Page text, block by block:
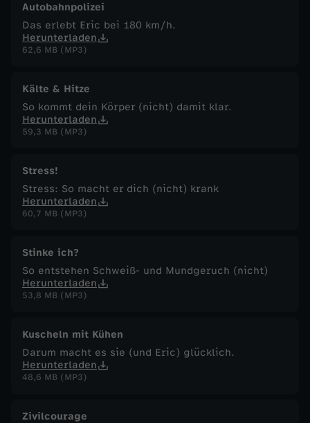
Autobahnpolizei
Das erlebt Eric bei 180 km/h.
Herunterladen
62,6 MB (MP3)
Kälte & Hitze
So kommt dein Körper (nicht) damit klar.
Herunterladen
59,3 MB (MP3)
Stress!
Stress: So macht er dich (nicht) krank
Herunterladen
60,7 MB (MP3)
Stinke ich?
So entstehen Schweiß- und Mundgeruch (nicht)
Herunterladen
53,8 MB (MP3)
Kuscheln mit Kühen
Darum macht es sie (und Eric) glücklich.
Herunterladen
48,6 MB (MP3)
Zivilcourage